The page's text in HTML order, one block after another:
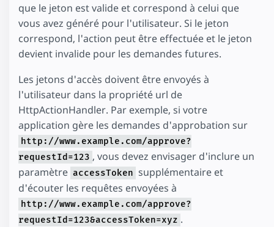
que le jeton est valide et correspond à celui que
vous avez généré pour l'utilisateur. Si le jeton
correspond, l'action peut être effectuée et le jeton
devient invalide pour les demandes futures.
Les jetons d'accès doivent être envoyés à
l'utilisateur dans la propriété url de
HttpActionHandler. Par exemple, si votre
application gère les demandes d'approbation sur
http://www.example.com/approve?
requestId=123 , vous devez envisager d'inclure un
paramètre accessToken supplémentaire et
d'écouter les requêtes envoyées à
http://www.example.com/approve?
requestId=123&accessToken=xyz .